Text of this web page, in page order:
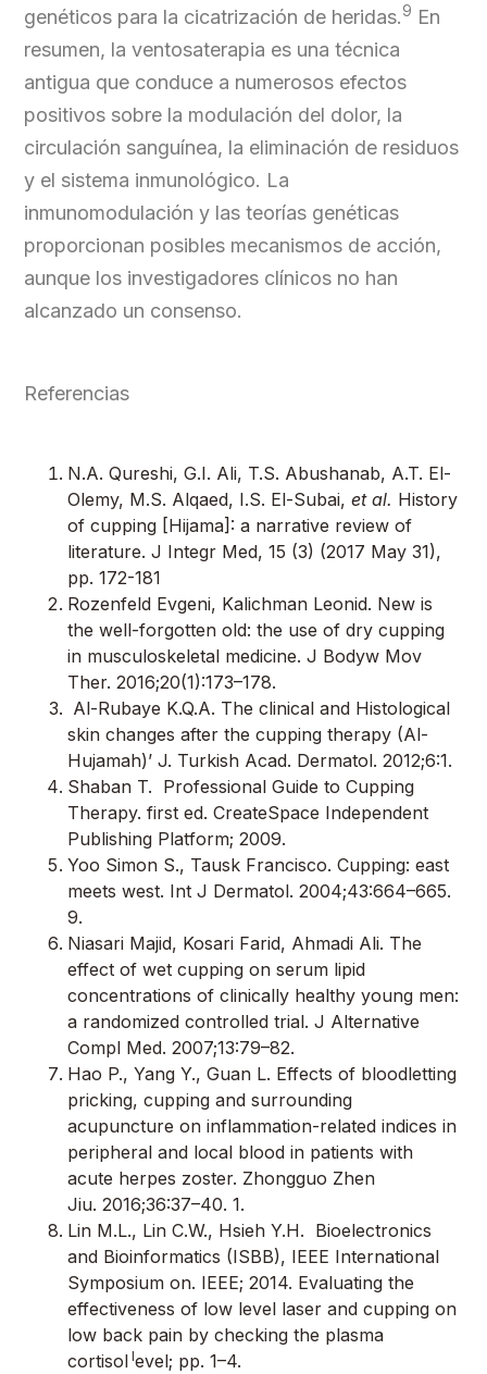
genéticos para la cicatrización de heridas.9 En
resumen, la ventosaterapia es una técnica
antigua que conduce a numerosos efectos
positivos sobre la modulación del dolor, la
circulación sanguínea, la eliminación de residuos
y el sistema inmunológico. La
inmunomodulación y las teorías genéticas
proporcionan posibles mecanismos de acción,
aunque los investigadores clínicos no han
alcanzado un consenso.
Referencias
N.A. Qureshi, G.I. Ali, T.S. Abushanab, A.T. El-
Olemy, M.S. Alqaed, I.S. El-Subai,et al. History
of cupping [Hijama]: a narrative review of
literature. J Integr Med, 15 (3) (2017 May 31),
pp. 172-181
Rozenfeld Evgeni, Kalichman Leonid. New is
the well-forgotten old: the use of dry cupping
in musculoskeletal medicine. J Bodyw Mov
Ther. 2016;20(1):173–178.
Al-Rubaye K.Q.A. The clinical and Histological
skin changes after the cupping therapy (Al-
Hujamah)’ J. Turkish Acad. Dermatol. 2012;6:1.
Shaban T. Professional Guide to Cupping
Therapy. first ed. CreateSpace Independent
Publishing Platform; 2009.
Yoo Simon S., Tausk Francisco. Cupping: east
meets west. Int J Dermatol. 2004;43:664–665.
9.
Niasari Majid, Kosari Farid, Ahmadi Ali. The
effect of wet cupping on serum lipid
concentrations of clinically healthy young men:
a randomized controlled trial. J Alternative
Compl Med. 2007;13:79–82.
Hao P., Yang Y., Guan L. Effects of bloodletting
pricking, cupping and surrounding
acupuncture on inflammation-related indices in
peripheral and local blood in patients with
acute herpes zoster. Zhongguo Zhen
Jiu. 2016;36:37–40. 1.
Lin M.L., Lin C.W., Hsieh Y.H. Bioelectronics
and Bioinformatics (ISBB), IEEE International
Symposium on. IEEE; 2014. Evaluating the
effectiveness of low level laser and cupping on
low back pain by checking the plasma
cortisol level; pp. 1–4.